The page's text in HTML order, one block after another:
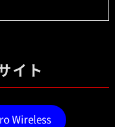
イト
Wireless